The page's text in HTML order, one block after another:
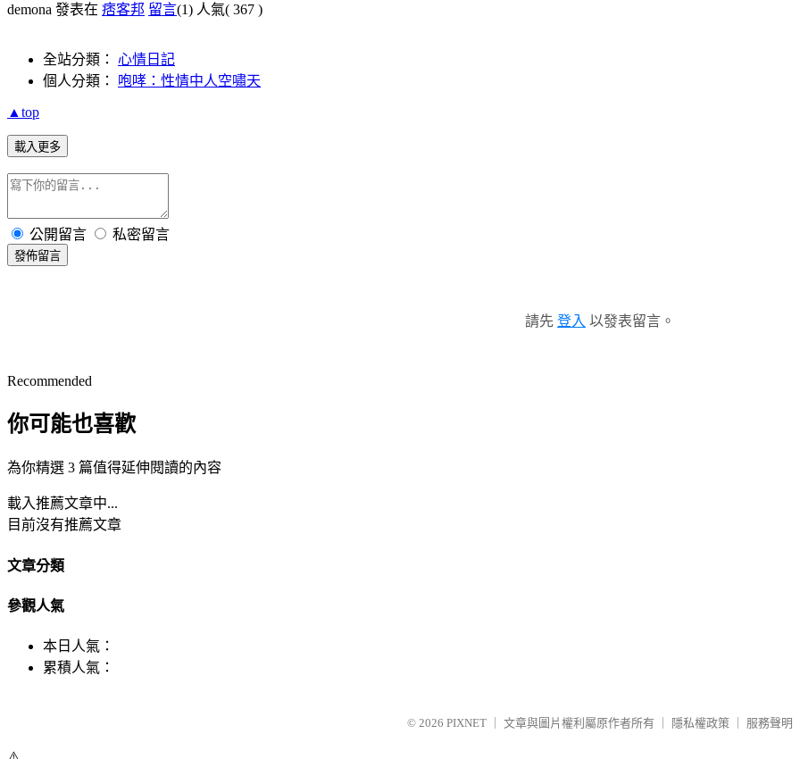
demona 發表在 痞客邦 留言(1) 人氣( 367 )
全站分類： 心情日記
個人分類： 咆哮：性情中人空嘯天
▲top
載入更多
公開留言 私密留言
發佈留言
請先 登入 以發表留言。
Recommended
你可能也喜歡
為你精選 3 篇值得延伸閱讀的內容
載入推薦文章中...
目前沒有推薦文章
文章分類
參觀人氣
本日人氣：
累積人氣：
© 2026 PIXNET 文章與圖片權利屬原作者所有 隱私權政策 服務聲明